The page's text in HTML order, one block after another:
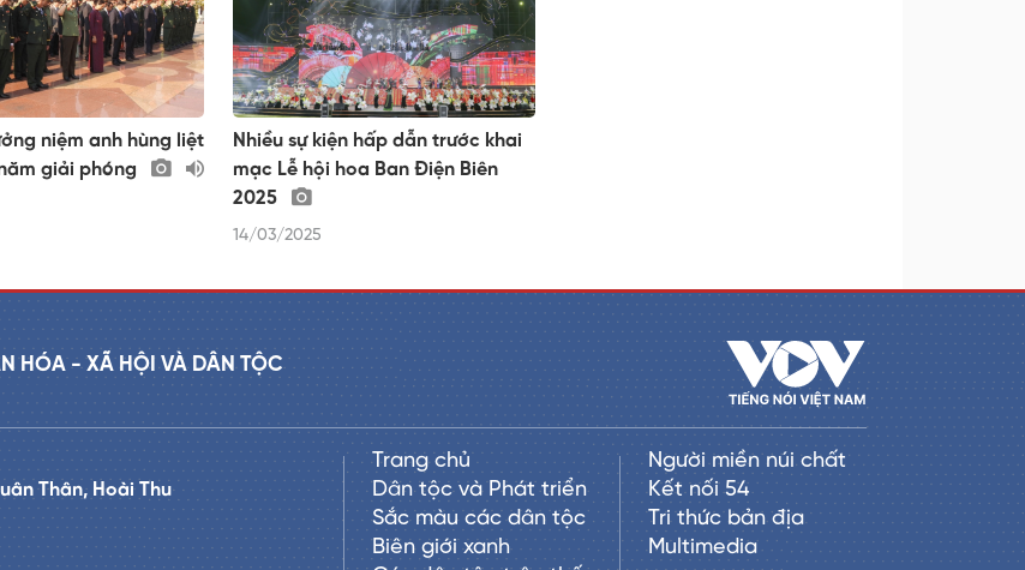
niệm anh hùng liệt
giải phóng
Nhiều sự kiện hấp dẫn trước khai
mạc Lễ hội hoa Ban Điện Biên
2025
14/03/2025
HÓA - XÃ HỘI VÀ DÂN TỘC
Thân, Hoài Thu
Trang chủ
Dân tộc và Phát triển
Sắc màu các dân tộc
Biên giới xanh
Người miền núi chất
Kết nối 54
Tri thức bản địa
Multimedia